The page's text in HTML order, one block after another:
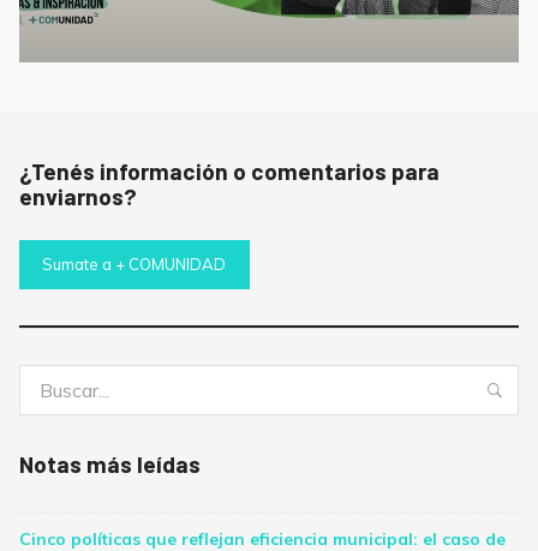
¿Tenés información o comentarios para
enviarnos?
Sumate a + COMUNIDAD
Notas más leídas
Cinco políticas que reflejan eficiencia municipal: el caso de